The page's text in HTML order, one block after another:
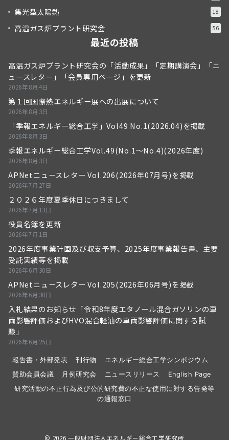
集光型太陽熱 18
高温ガス炉プラント研究会 56
最近の投稿
高温ガス炉プラント研究会の「活動成果」「定期講演会」「ニ
ュースレター」「会員専用ページ」を更新
2026年8月4日
第１回国際熱エネルギー展への出展について
2026年8月3日
「季報エネルギー総合工学」Vol49 No.1(2026.04)を掲載
2026年8月3日
季報エネルギー総合工学Vol.49(No.1～No.4)(2026年度)
2026年8月3日
APNetニュースレター Vol.206(2026年07月号)を掲載
2026年7月27日
２０２６年度夏季休日につきまして
2026年7月13日
役員名簿を更新
2026年7月1日
2026年度事業計画及び収支予算、2025年度事業報告書、主要
受託実績等を掲載
2026年6月30日
APNetニュースレター Vol.205(2026年06月号)を掲載
2026年6月30日
入札結果のお知らせ「令和8年度エタノール混合ガソリンの車
両影響評価およびHVO混合軽油の車両影響評価に関する試
験」
2026年6月25日
報告書・外部発表 刊行物
エネルギー総合工学シンポジウム
賛助会員会議
月例研究会 ニュースリリース
English Page
研究活動の不正行為及び公的研究費の不正な使用に対する告発等
の通報窓口
© 2026 一般財団法人エネルギー総合工学研究所